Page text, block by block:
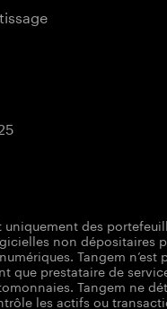
uniquement des
non dépositaires
Tangem n’est
que prestataire de
Tangem ne
les actifs ou